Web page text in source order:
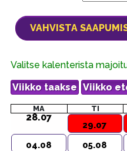
Valitse kalenterista
MA TI
28.07
29.07
04.08
05.08